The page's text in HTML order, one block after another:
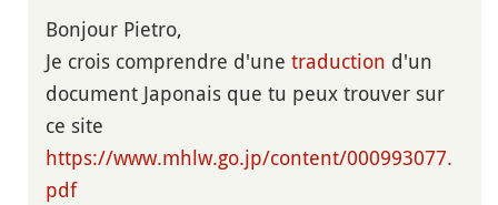
Bonjour Pietro,
Je crois comprendre d'une traduction d'un
document Japonais que tu peux trouver sur
ce site
https://www.mhlw.go.jp/content/000993077.
pdf